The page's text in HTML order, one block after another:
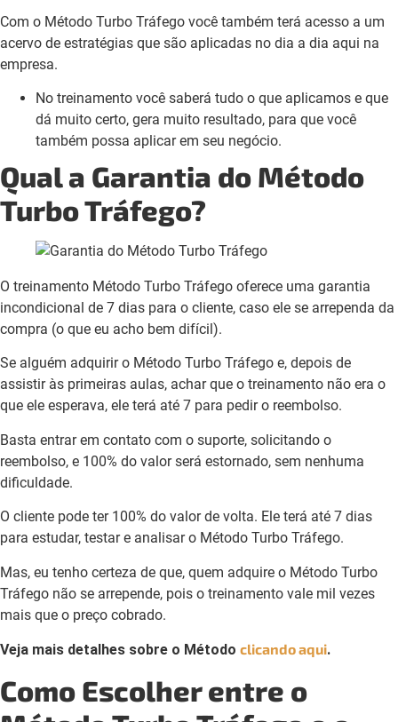
Com o Método Turbo Tráfego você também terá acesso a um
acervo de estratégias que são aplicadas no dia a dia aqui na
empresa.
No treinamento você saberá tudo o que aplicamos e que
dá muito certo, gera muito resultado, para que você
também possa aplicar em seu negócio.
Qual a Garantia do Método
Turbo Tráfego?
O treinamento Método Turbo Tráfego oferece uma garantia
incondicional de 7 dias para o cliente, caso ele se arrependa da
compra (o que eu acho bem difícil).
Se alguém adquirir o Método Turbo Tráfego e, depois de
assistir às primeiras aulas, achar que o treinamento não era o
que ele esperava, ele terá até 7 para pedir o reembolso.
Basta entrar em contato com o suporte, solicitando o
reembolso, e 100% do valor será estornado, sem nenhuma
dificuldade.
O cliente pode ter 100% do valor de volta. Ele terá até 7 dias
para estudar, testar e analisar o Método Turbo Tráfego.
Mas, eu tenho certeza de que, quem adquire o Método Turbo
Tráfego não se arrepende, pois o treinamento vale mil vezes
mais que o preço cobrado.
Veja mais detalhes sobre o Método clicando aqui.
Como Escolher entre o